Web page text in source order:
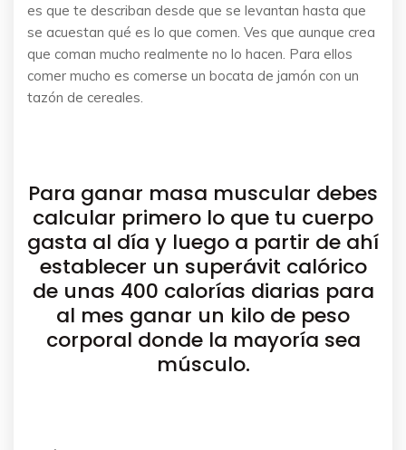
es que te describan desde que se levantan hasta que
se acuestan qué es lo que comen. Ves que aunque crea
que coman mucho realmente no lo hacen. Para ellos
comer mucho es comerse un bocata de jamón con un
tazón de cereales.
Para ganar masa muscular debes
calcular primero lo que tu cuerpo
gasta al día y luego a partir de ahí
establecer un superávit calórico
de unas 400 calorías diarias para
al mes ganar un kilo de peso
corporal donde la mayoría sea
músculo.